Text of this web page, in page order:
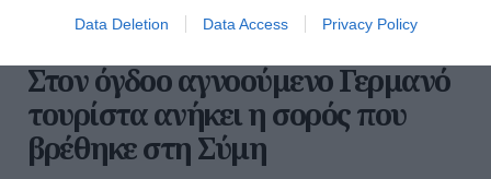
Data Deletion Data Access Privacy Policy
Στον όγδοο αγνοούμενο Γερμανό
τουρίστα ανήκει η σορός που
βρέθηκε στη Σύμη